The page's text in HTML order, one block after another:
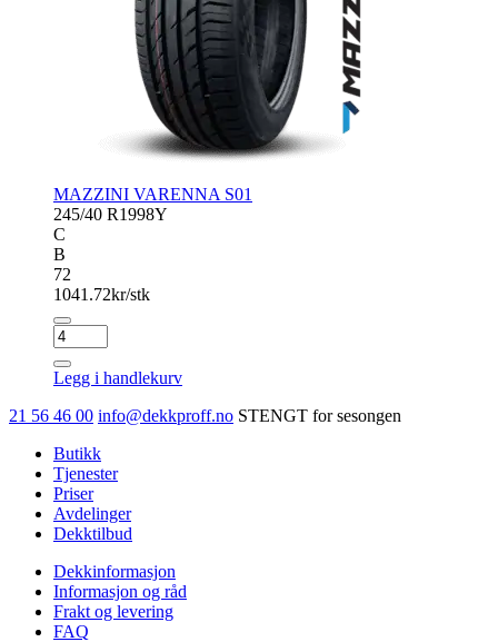
MAZZINI VARENNA S01
245/40 R1998Y
C
B
72
1041.72kr/stk
MAZZINI
VARENNA
S01
antall
Legg i handlekurv
21 56 46 00 info@dekkproff.no STENGT for sesongen
Butikk
Tjenester
Priser
Avdelinger
Dekktilbud
Dekkinformasjon
Informasjon og råd
Frakt og levering
FAQ